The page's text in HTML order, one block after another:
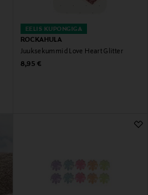
EELIS KUPONGIGA
ROCKAHULA
Juuksekummid Love Heart Glitter
Original Price
8,95 €